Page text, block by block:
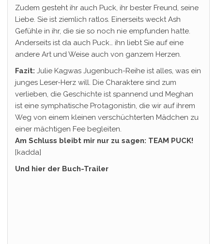
Zudem gesteht ihr auch Puck, ihr bester Freund, seine
Liebe. Sie ist ziemlich ratlos. Einerseits weckt Ash
Gefühle in ihr, die sie so noch nie empfunden hatte.
Anderseits ist da auch Puck… ihn liebt Sie auf eine
andere Art und Weise auch von ganzem Herzen.
Fazit: Julie Kagwas Jugenbuch-Reihe ist alles, was ein
junges Leser-Herz will. Die Charaktere sind zum
verlieben, die Geschichte ist spannend und Meghan
ist eine symphatische Protagonistin, die wir auf ihrem
Weg von einem kleinen verschüchterten Mädchen zu
einer mächtigen Fee begleiten.
Am Schluss bleibt mir nur zu sagen: TEAM PUCK!
[kadda]
Und hier der Buch-Trailer